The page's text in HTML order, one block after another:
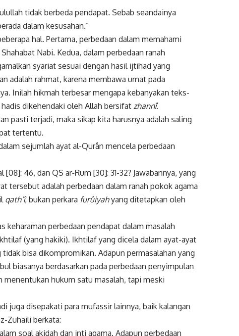
tidak berbeda pendapat. Sebab seandainya
dalam kesusahan.”
hal. Pertama, perbedaan dalam memahami
Nabi. Kedua, dalam perbedaan ranah
syariat sesuai dengan hasil ijtihad yang
adalah rahmat, karena membawa umat pada
Inilah hikmah terbesar mengapa kebanyakan teks-
dikehendaki oleh Allah bersifat zhannî.
pasti terjadi, maka sikap kita harusnya adalah saling
tertentu.
sejumlah ayat al-Qurân mencela perbedaan
46, dan QS ar-Rum [30]: 31-32? Jawabannya, yang
tersebut adalah perbedaan dalam ranah pokok agama
qath’î, bukan perkara furûiyahyang ditetapkan oleh
keharaman perbedaan pendapat dalam masalah
(yang hakiki). Ikhtilaf yang dicela dalam ayat-ayat
bisa dikompromikan. Adapun permasalahan yang
biasanya berdasarkan pada perbedaan penyimpulan
menentukan hukum satu masalah, tapi meski
juga disepakati para mufassir lainnya, baik kalangan
Zuhaili berkata:
soal akidah dan inti agama. Adapun perbedaan